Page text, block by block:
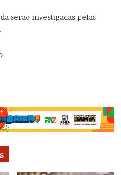
serão investigadas pelas